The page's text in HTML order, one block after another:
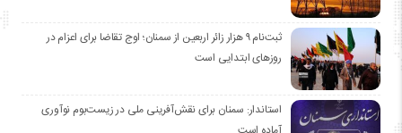
ثبت‌نام ۹ هزار زائر اربعین از سمنان؛ اوج تقاضا برای اعزام در
روزهای ابتدایی است
استاندار: سمنان برای نقش‌آفرینی ملی در زیست‌بوم نوآوری